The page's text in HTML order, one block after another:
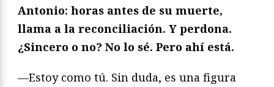
Antonio: horas antes de su muerte,
llama a la reconciliación. Y perdona.
¿Sincero o no? No lo sé. Pero ahí está.
—Estoy como tú. Sin duda, es una figura